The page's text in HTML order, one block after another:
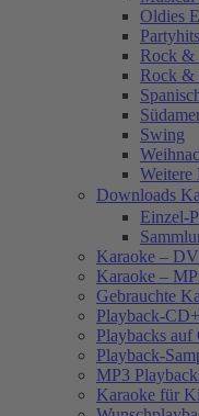
Oldies
Partyhits
Rock &
Rock &
Swing
Weitere
Downloads
Einzel-
Karaoke –
Karaoke –
Gebrauchte
Playback-
Playbacks
Playback-
MP3
Karaoke für